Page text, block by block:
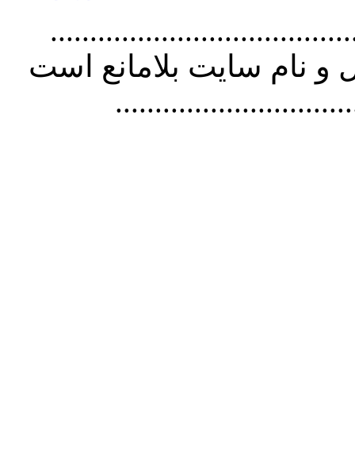
استفاده از
نام سايت بلامانع است